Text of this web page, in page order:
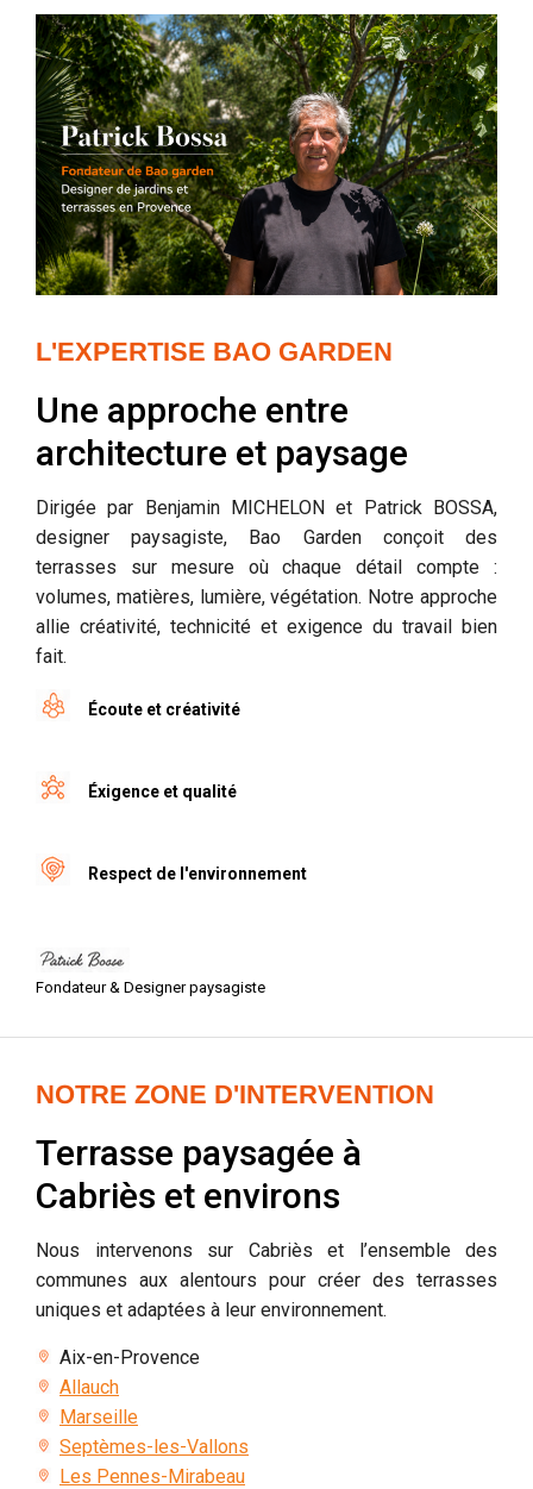
L'EXPERTISE BAO GARDEN
Une approche entre
architecture et paysage
Dirigée par Benjamin MICHELON et Patrick BOSSA,
designer paysagiste, Bao Garden conçoit des
terrasses sur mesure où chaque détail compte :
volumes, matières, lumière, végétation. Notre approche
allie créativité, technicité et exigence du travail bien
fait.
Écoute et créativité
Éxigence et qualité
Respect de l'environnement
Fondateur & Designer paysagiste
NOTRE ZONE D'INTERVENTION
Terrasse paysagée à
Cabriès et environs
Nous intervenons sur Cabriès et l’ensemble des
communes aux alentours pour créer des terrasses
uniques et adaptées à leur environnement.
Aix-en-Provence
Allauch
Marseille
Septèmes-les-Vallons
Les Pennes-Mirabeau